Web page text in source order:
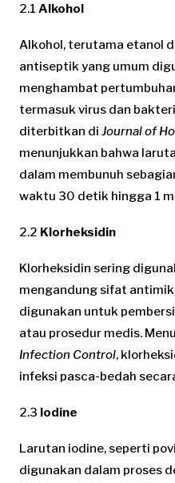
2.1 Alkohol
Alkohol, terutama etanol
antiseptik yang umum
menghambat
termasuk virus dan
diterbitkan di Journal of
menunjukkan bahwa
dalam membunuh
waktu 30 detik hingga 1
2.2 Klorheksidin
Klorheksidin sering
mengandung sifat
digunakan untuk
atau prosedur medis.
Infection Control,
infeksi pasca-bedah
2.3 Iodine
Larutan iodine, seperti
digunakan dalam proses